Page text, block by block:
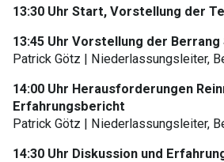
13:30 Uhr Start, Vorstellung der
13:45 Uhr Vorstellung der Berrang
Patrick Götz | Niederlassungsleiter,
14:00 Uhr Herausforderungen
Erfahrungsbericht
Patrick Götz | Niederlassungsleiter,
14:30 Uhr Diskussion und